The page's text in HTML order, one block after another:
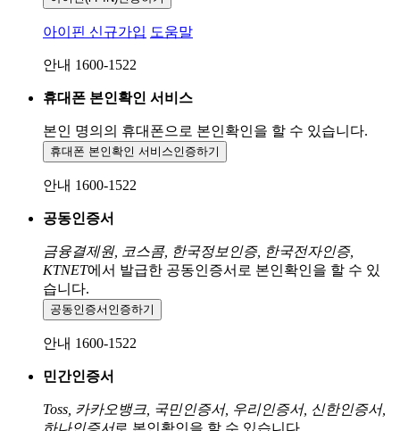
아이핀 신규가입 도움말
안내 1600-1522
휴대폰 본인확인 서비스
본인 명의의 휴대폰으로 본인확인을 할 수 있습니다.
휴대폰 본인확인 서비스인증하기
안내 1600-1522
공동인증서
금융결제원, 코스콤, 한국정보인증, 한국전자인증,
KTNET에서 발급한 공동인증서로 본인확인을 할 수 있
습니다.
공동인증서 인증하기
안내 1600-1522
민간인증서
Toss, 카카오뱅크, 국민인증서, 우리인증서, 신한인증서,